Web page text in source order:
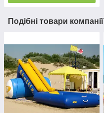
Подібні товари компанії